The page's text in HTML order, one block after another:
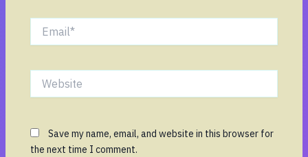
Website
Save my name, email, and website in this browser for
the next time I comment.